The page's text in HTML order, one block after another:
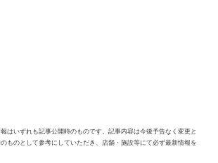
はいずれも記事公開時のものです。記事内容は今後予告なく変更と
ものとして参考にしていただき、店舗・施設等にて必ず最新情報を